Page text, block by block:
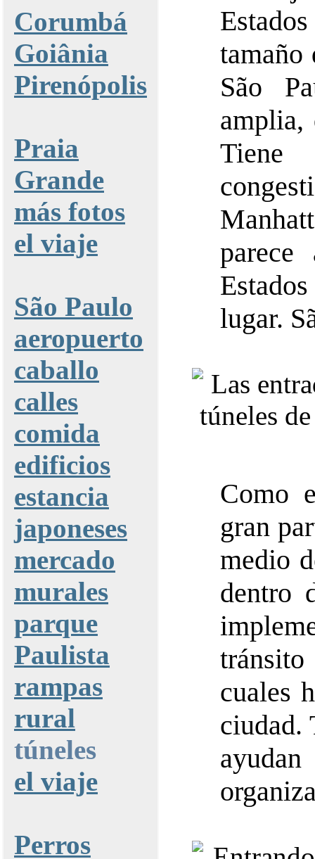
Corumbá
Goiânia
Pirenópolis
Praia
Grande
más fotos
el viaje
São Paulo
aeropuerto
caballo
calles
comida
edificios
estancia
japoneses
mercado
murales
parque
Paulista
rampas
rural
túneles
el viaje
Perros
tamaño
São
amplia,
lugar.
Como
gran
medio
dentro
cuales
ciudad.